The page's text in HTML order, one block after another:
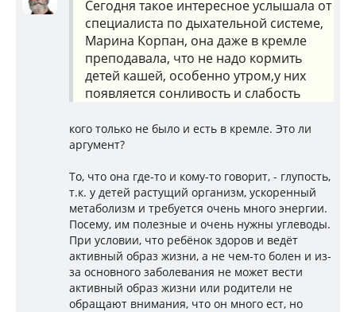
Сегодня такое интересное услышала от
специалиста по дыхательной системе,
Марина Корпан, она даже в кремле
преподавала, что не надо кормить
детей кашей, особенно утром,у них
появляется сонливость и слабость
кого только не было и есть в кремле. Это ли
аргумент?
То, что она где-то и кому-то говорит, - глупость,
т.к. у детей растущий организм, ускоренный
метаболизм и требуется очень много энергии.
Посему, им полезные и очень нужны углеводы.
При условии, что ребёнок здоров и ведёт
активный образ жизни, а не чем-то болен и из-
за основного заболевания не может вести
активный образ жизни или родители не
обращают внимания, что он много ест, но